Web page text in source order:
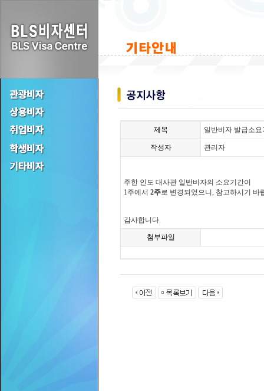
제목 일반비자 발급소
작성자 관리자
주한 인도 대사관 일반비자의 소요기간이
1주에서 2주로 변경되었으니, 참고하시기 바
감사합니다.
첨부파일